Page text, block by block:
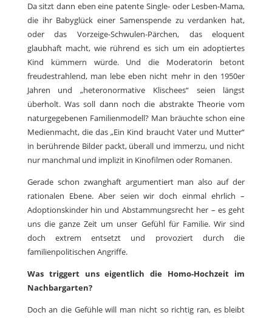
Da sitzt dann eben eine patente Single- oder Lesben-Mama,
die ihr Babyglück einer Samenspende zu verdanken hat,
oder das Vorzeige-Schwulen-Pärchen, das eloquent
glaubhaft macht, wie rührend es sich um ein adoptiertes
Kind kümmern würde. Und die Moderatorin betont
freudestrahlend, man lebe eben nicht mehr in den 1950er
Jahren und „heteronormative Klischees“ seien längst
überholt. Was soll dann noch die abstrakte Theorie vom
naturgegebenen Familienmodell? Man bräuchte schon eine
Medienmacht, die das „Ein Kind braucht Vater und Mutter“
in berührende Bilder packt, überall und immerzu, und nicht
nur manchmal und implizit in Kinofilmen oder Romanen.
Gerade schon zwanghaft argumentiert man also auf der
rationalen Ebene. Aber seien wir doch einmal ehrlich –
Adoptionskinder hin und Abstammungsrecht her – es geht
uns die ganze Zeit um unser Gefühl für Familie. Wir sind
doch extrem entsetzt und provoziert durch die
familienpolitischen Angriffe.
Was triggert uns eigentlich die Homo-Hochzeit im
Nachbargarten?
Doch an die Gefühle will man nicht so richtig ran, es bleibt